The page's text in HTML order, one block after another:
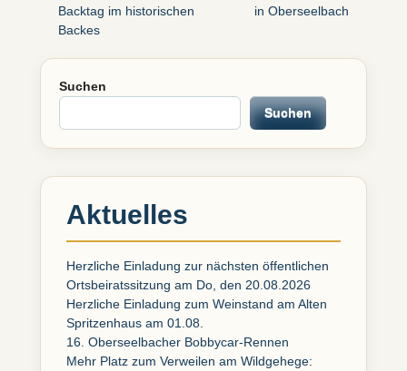
Beitrag:
Backtag im historischen
Backes
in Oberseelbach
Suchen
Suchen
Aktuelles
Herzliche Einladung zur nächsten öffentlichen
Ortsbeiratssitzung am Do, den 20.08.2026
Herzliche Einladung zum Weinstand am Alten
Spritzenhaus am 01.08.
16. Oberseelbacher Bobbycar-Rennen
Mehr Platz zum Verweilen am Wildgehege: